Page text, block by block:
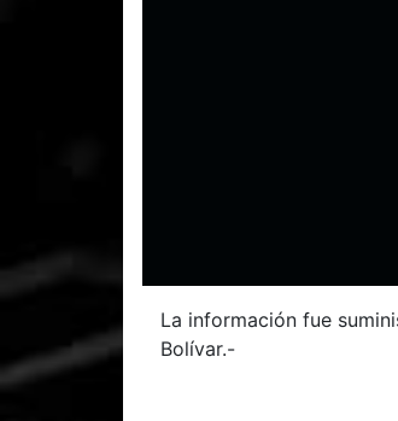
La información fue
Bolívar.-